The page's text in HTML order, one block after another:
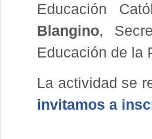
Educación
Blangino,
Educación de la
La actividad se
invitamos a